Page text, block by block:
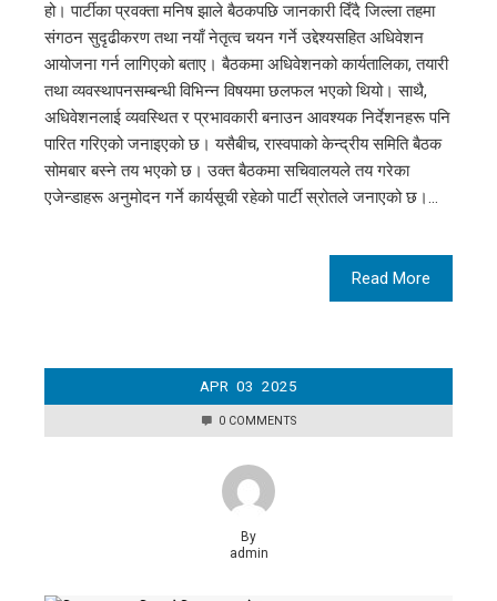
हो। पार्टीका प्रवक्ता मनिष झाले बैठकपछि जानकारी दिँदै जिल्ला तहमा
संगठन सुदृढीकरण तथा नयाँ नेतृत्व चयन गर्ने उद्देश्यसहित अधिवेशन
आयोजना गर्न लागिएको बताए। बैठकमा अधिवेशनको कार्यतालिका, तयारी
तथा व्यवस्थापनसम्बन्धी विभिन्न विषयमा छलफल भएको थियो। साथै,
अधिवेशनलाई व्यवस्थित र प्रभावकारी बनाउन आवश्यक निर्देशनहरू पनि
पारित गरिएको जनाइएको छ। यसैबीच, रास्वपाको केन्द्रीय समिति बैठक
सोमबार बस्ने तय भएको छ। उक्त बैठकमा सचिवालयले तय गरेका
एजेन्डाहरू अनुमोदन गर्ने कार्यसूची रहेको पार्टी स्रोतले जनाएको छ।…
Read More
APR 03 2025
0 COMMENTS
By
admin